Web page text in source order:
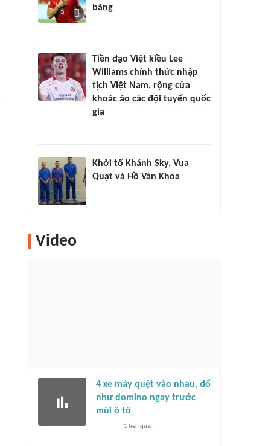
bảng
Tiền đạo Việt kiều Lee
Williams chính thức nhập
tịch Việt Nam, rộng cửa
khoác áo các đội tuyển quốc
gia
Khởi tố Khánh Sky, Vua
Quạt và Hồ Văn Khoa
Video
4 xe máy quệt vào nhau, đổ
như domino ngay trước
mũi ô tô
1 liên quan